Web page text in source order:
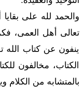
والحمد لله على
تعالى أهل العمى،
ينفون عن كتاب الله
الكتاب، مخالفون
بالمتشابه من الكلام